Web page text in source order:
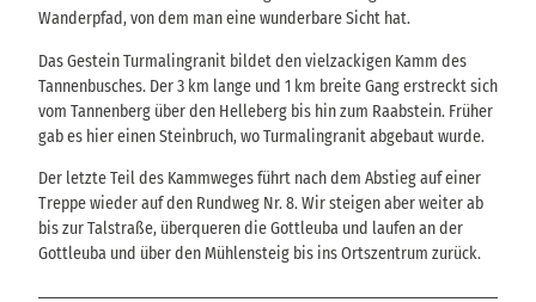
Wanderpfad, von dem man eine wunderbare Sicht hat.
Das Gestein Turmalingranit bildet den vielzackigen Kamm des
Tannenbusches. Der 3 km lange und 1 km breite Gang erstreckt sich
vom Tannenberg über den Helleberg bis hin zum Raabstein. Früher
gab es hier einen Steinbruch, wo Turmalingranit abgebaut wurde.
Der letzte Teil des Kammweges führt nach dem Abstieg auf einer
Treppe wieder auf den Rundweg Nr. 8. Wir steigen aber weiter ab
bis zur Talstraße, überqueren die Gottleuba und laufen an der
Gottleuba und über den Mühlensteig bis ins Ortszentrum zurück.